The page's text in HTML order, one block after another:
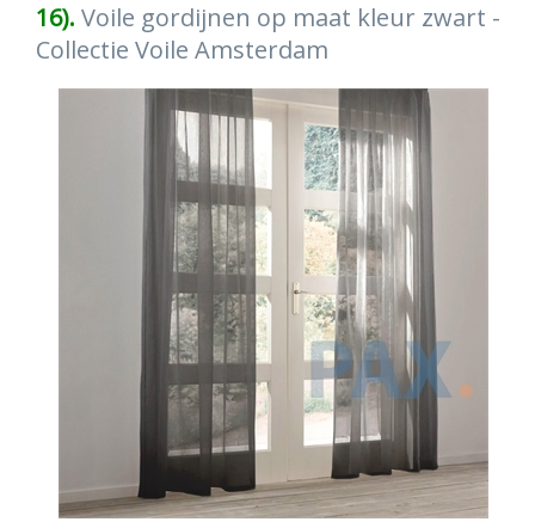
16). Voile gordijnen op maat kleur zwart -
Collectie Voile Amsterdam